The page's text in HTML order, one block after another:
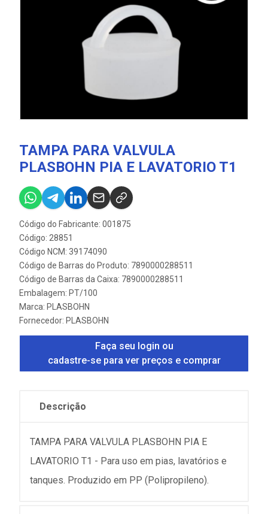
TAMPA PARA VALVULA
PLASBOHN PIA E LAVATORIO T1
Código do Fabricante: 001875
Código: 28851
Código NCM: 39174090
Código de Barras do Produto: 7890000288511
Código de Barras da Caixa: 7890000288511
Embalagem: PT/100
Marca: PLASBOHN
Fornecedor: PLASBOHN
Faça seu login ou
cadastre-se para ver preços e comprar
Descrição
TAMPA PARA VALVULA PLASBOHN PIA E
LAVATORIO T1 - Para uso em pias, lavatórios e
tanques. Produzido em PP (Polipropileno).